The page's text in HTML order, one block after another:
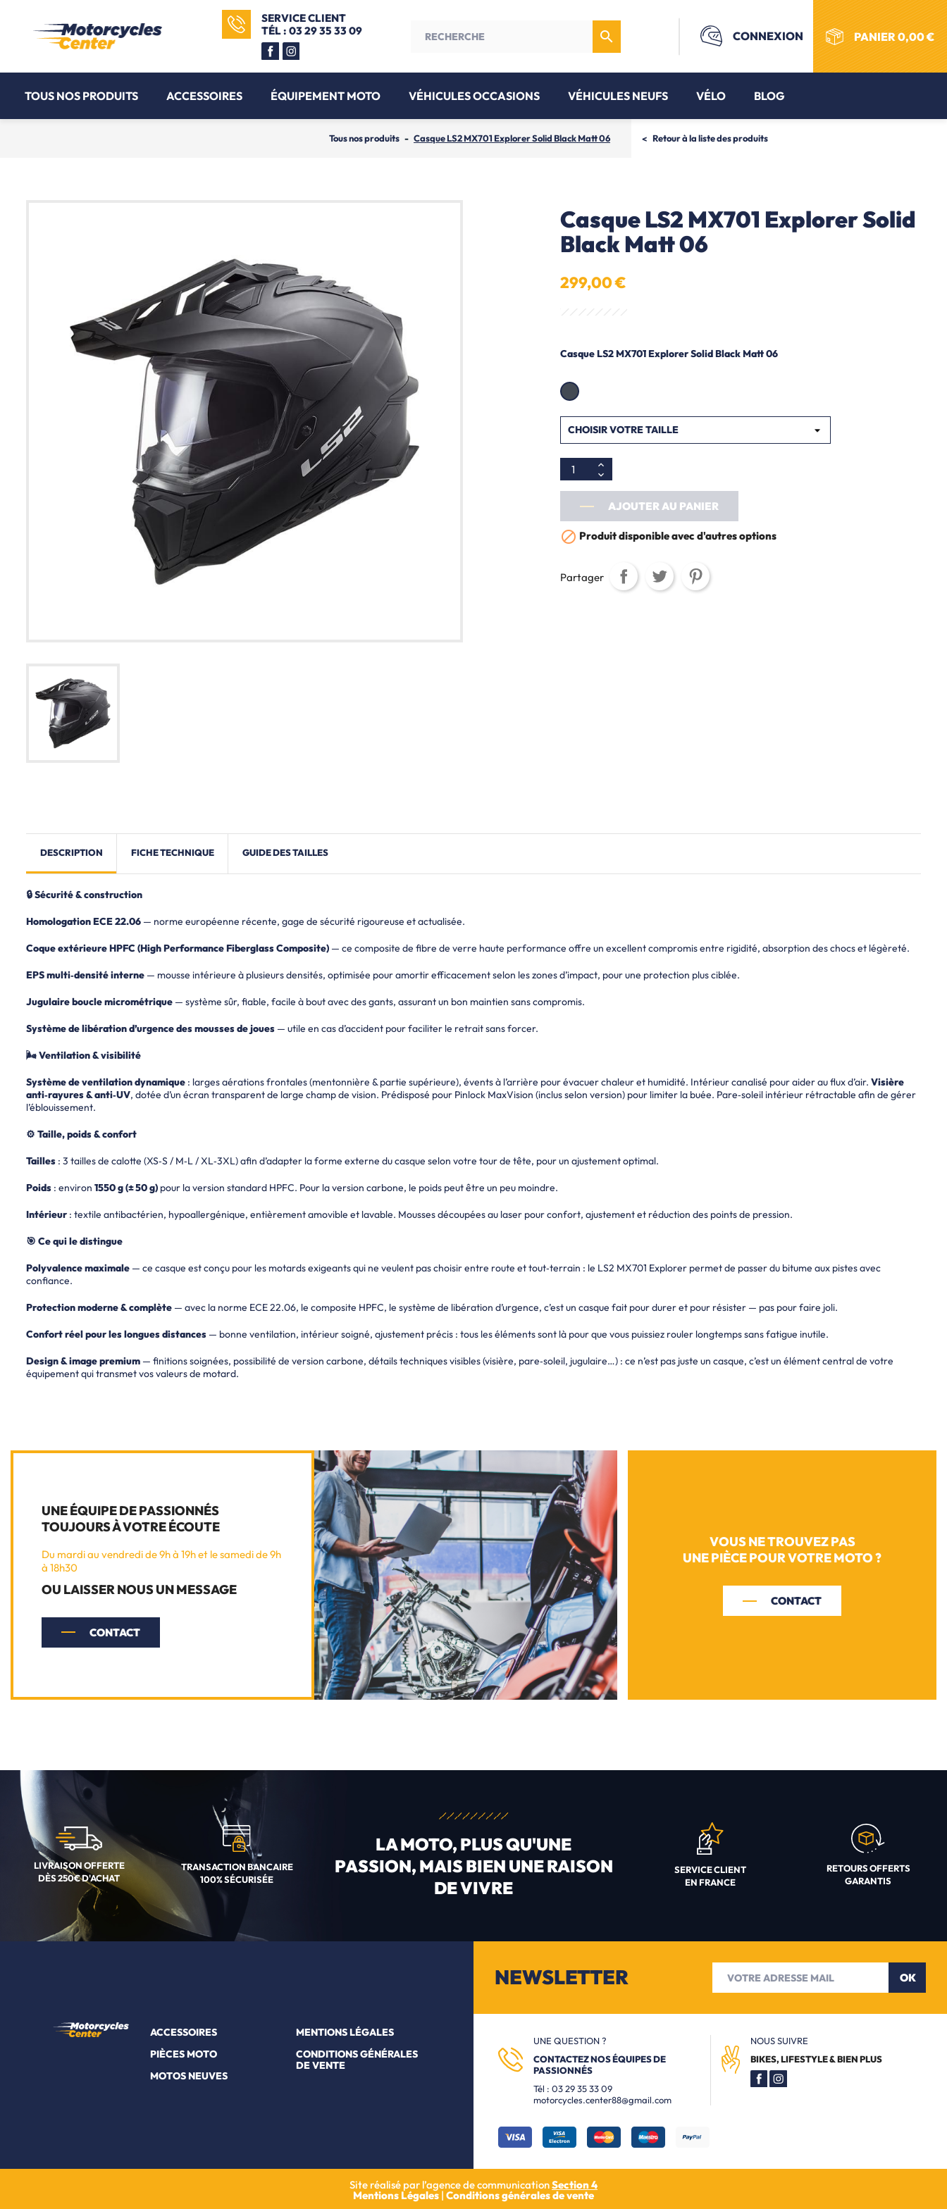
SERVICE CLIENT
TÉL : 03 29 35 33 09
 CONNEXION PANIER0,00 €
TOUS NOS PRODUITS ACCESSOIRES ÉQUIPEMENT MOTO VÉHICULES OCCASIONS VÉHICULES NEUFS VÉLO BLOG
Tous nos produits Casque LS2 MX701 Explorer Solid Black Matt 06 Retour à la liste des produits
Casque LS2 MX701 Explorer Solid
Black Matt 06
299,00 €
Casque LS2 MX701 Explorer Solid Black Matt 06
AJOUTER AU PANIER
 Produit disponible avec d'autres options
Partager
DESCRIPTION FICHE TECHNIQUE GUIDE DES TAILLES
🔒 Sécurité & construction
Homologation ECE 22.06 — norme européenne récente, gage de sécurité rigoureuse et actualisée.
Coque extérieure HPFC (High Performance Fiberglass Composite) — ce composite de fibre de verre haute performance offre un excellent compromis entre rigidité, absorption des chocs et légèreté.
EPS multi‑densité interne — mousse intérieure à plusieurs densités, optimisée pour amortir efficacement selon les zones d’impact, pour une protection plus ciblée.
Jugulaire boucle micrométrique — système sûr, fiable, facile à bout avec des gants, assurant un bon maintien sans compromis.
Système de libération d’urgence des mousses de joues — utile en cas d’accident pour faciliter le retrait sans forcer.
🌬 Ventilation & visibilité
Système de ventilation dynamique : larges aérations frontales (mentonnière & partie supérieure), évents à l’arrière pour évacuer chaleur et humidité. Intérieur canalisé pour aider au flux d’air. Visière
anti‑rayures & anti‑UV, dotée d’un écran transparent de large champ de vision. Prédisposé pour Pinlock MaxVision (inclus selon version) pour limiter la buée. Pare‑soleil intérieur rétractable afin de gérer
l’éblouissement.
⚙ Taille, poids & confort
Tailles : 3 tailles de calotte (XS‑S / M‑L / XL‑3XL) afin d’adapter la forme externe du casque selon votre tour de tête, pour un ajustement optimal.
Poids : environ 1550 g (± 50 g) pour la version standard HPFC. Pour la version carbone, le poids peut être un peu moindre.
Intérieur: textile antibactérien, hypoallergénique, entièrement amovible et lavable. Mousses découpées au laser pour confort, ajustement et réduction des points de pression.
🎯 Ce qui le distingue
Polyvalence maximale — ce casque est conçu pour les motards exigeants qui ne veulent pas choisir entre route et tout‑terrain : le LS2 MX701 Explorer permet de passer du bitume aux pistes avec
confiance.
Protection moderne & complète — avec la norme ECE 22.06, le composite HPFC, le système de libération d’urgence, c’est un casque fait pour durer et pour résister — pas pour faire joli.
Confort réel pour les longues distances — bonne ventilation, intérieur soigné, ajustement précis : tous les éléments sont là pour que vous puissiez rouler longtemps sans fatigue inutile.
Design & image premium — finitions soignées, possibilité de version carbone, détails techniques visibles (visière, pare‑soleil, jugulaire…) : ce n’est pas juste un casque, c’est un élément central de votre
équipement qui transmet vos valeurs de motard.
UNE ÉQUIPE DE PASSIONNÉS
TOUJOURS À VOTRE ÉCOUTE
Du mardi au vendredi de 9h à 19h et le samedi de 9h
à 18h30
OU LAISSER NOUS UN MESSAGE
CONTACT
VOUS NE TROUVEZ PAS
UNE PIÈCE POUR VOTRE MOTO ?
CONTACT
LIVRAISON OFFERTE
DÈS 250€ D'ACHAT
TRANSACTION BANCAIRE
100% SÉCURISÉE
LA MOTO, PLUS QU'UNE
PASSION, MAIS BIEN UNE RAISON
DE VIVRE
SERVICE CLIENT
EN FRANCE
RETOURS OFFERTS
GARANTIS
ACCESSOIRES
PIÈCES MOTO
MOTOS NEUVES
MENTIONS LÉGALES
CONDITIONS GÉNÉRALES
DE VENTE
NEWSLETTER OK
UNE QUESTION ?
CONTACTEZ NOS ÉQUIPES DE
PASSIONNÉS
Tél : 03 29 35 33 09
motorcycles.center88@gmail.com
NOUS SUIVRE
BIKES, LIFESTYLE & BIEN PLUS
Site réalisé par l’agence de communicationSection 4
Mentions Légales | Conditions générales de vente